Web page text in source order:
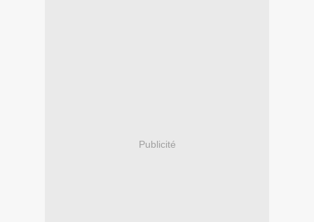
Publicité